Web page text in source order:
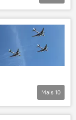
Mais 10